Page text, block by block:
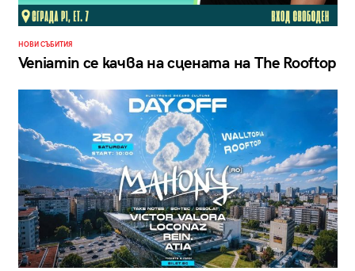
НОВИ СЪБИТИЯ
Veniamin се качва на сцената на The Rooftop